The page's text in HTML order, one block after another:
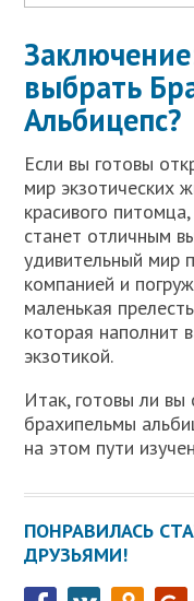
выбрать
Альбицепс?
Если вы готовы
мир экзотических
красивого
станет отличным
удивительный мир
компанией и
маленькая
которая наполнит
экзотикой.
Итак, готовы ли
брахипельмы
на этом пути
ПОНРАВИЛАСЬ
ДРУЗЬЯМИ!